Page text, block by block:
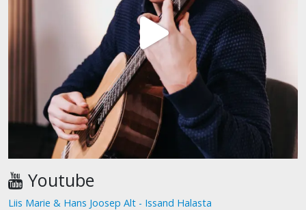
Youtube
Liis Marie & Hans Joosep Alt - Issand Halasta